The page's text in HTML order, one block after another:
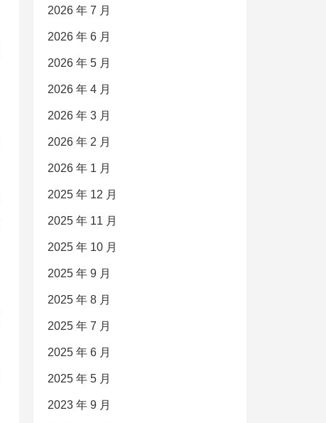
2026 年 7 月
2026 年 6 月
2026 年 5 月
2026 年 4 月
2026 年 3 月
2026 年 2 月
2026 年 1 月
2025 年 12 月
2025 年 11 月
2025 年 10 月
2025 年 9 月
2025 年 8 月
2025 年 7 月
2025 年 6 月
2025 年 5 月
2023 年 9 月